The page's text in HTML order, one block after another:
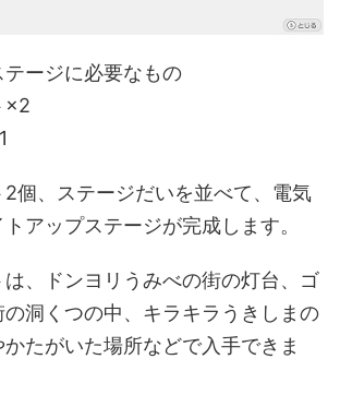
ージに必要なもの
×2
2個、ステージだいを並べて、電気
アップステージが完成します。
は、ドンヨリうみべの街の灯台、ゴ
洞くつの中、キラキラうきしまの
たがいた場所などで入手できま